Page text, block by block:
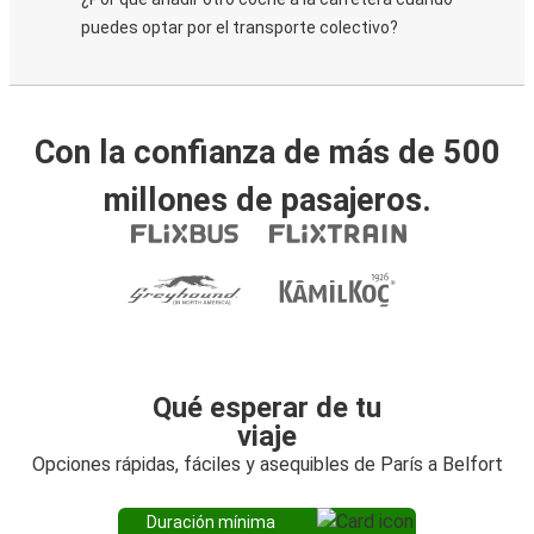
puedes optar por el transporte colectivo?
Con la confianza de más de 500
millones de pasajeros.
Qué esperar de tu
viaje
Opciones rápidas, fáciles y asequibles de París a Belfort
Duración mínima